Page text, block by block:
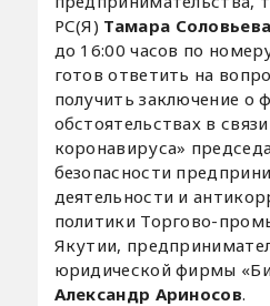
РС(Я) Тамара Соловьева
до 16:00 часов по
готов ответить на
получить заключение о
обстоятельствах в
коронавируса»
безопасности
деятельности и
политики Торгово-
Якутии,
юридической фирмы
Александр Ариносов.